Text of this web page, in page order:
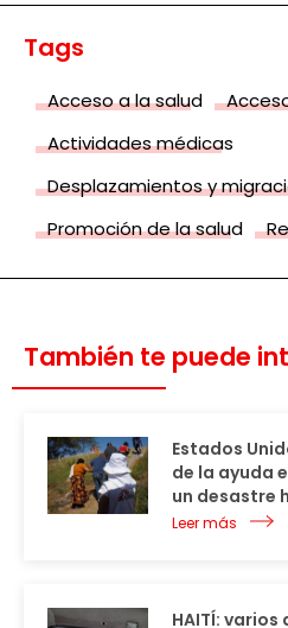
Tags
Acceso a la salud
Actividades médicas
Desplazamientos y
Promoción de la salud
También te puede
Estados
de la ayuda
un desastre
Leer más
HAITÍ: varios